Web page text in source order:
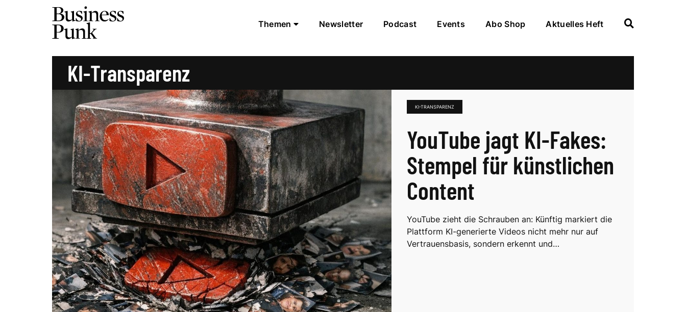
Themen Newsletter Podcast Events Abo Shop Aktuelles Heft
KI-Transparenz
KI-TRANSPARENZ
YouTube jagt KI-Fakes:
Stempel für künstlichen
Content
YouTube zieht die Schrauben an: Künftig markiert die
Plattform KI-generierte Videos nicht mehr nur auf
Vertrauensbasis, sondern erkennt und…